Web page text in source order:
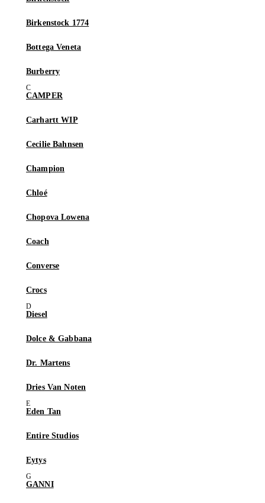
Birkenstock 1774
Bottega Veneta
Burberry
CAMPER
Carhartt WIP
Cecilie Bahnsen
Champion
Chloé
Chopova Lowena
Coach
Converse
Crocs
Diesel
Dolce & Gabbana
Dr. Martens
Dries Van Noten
Eden Tan
Entire Studios
Eytys
GANNI